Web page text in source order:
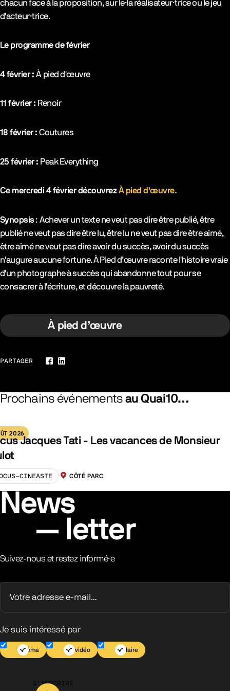
chacun face à la proposition, sur le·la réalisateur·trice ou le jeu
d'acteur·trice.
Le programme de février
4 février : À pied d'œuvre
11 février : Renoir
18 février :Coutures
25 février : Peak Everything
Ce mercredi 4 février découvrezÀ pied d'œuvre.
Synopsis: Achever un texte ne veut pas dire être publié, être
publié ne veut pas dire être lu, être lu ne veut pas dire être aimé,
être aimé ne veut pas dire avoir du succès, avoir du succès
n'augure aucune fortune. À Pied d’œuvre raconte l'histoire vraie
d'un photographe à succès qui abandonne tout pour se
consacrer à l'écriture, et découvre la pauvreté.
À pied d’œuvre
PARTAGER
Facebook
LinkedIn
Prochains événements au Quai10…
2026
Jacques Tati - Les vacances de Monsieur
CINEASTE LOCALISATION :
CÔTÉ PARC
News
letter
Suivez-nous et restez informé·e
Je suis intéressé par
Cinéma Jeu vidéo Scolaire
S’INSCRIRE